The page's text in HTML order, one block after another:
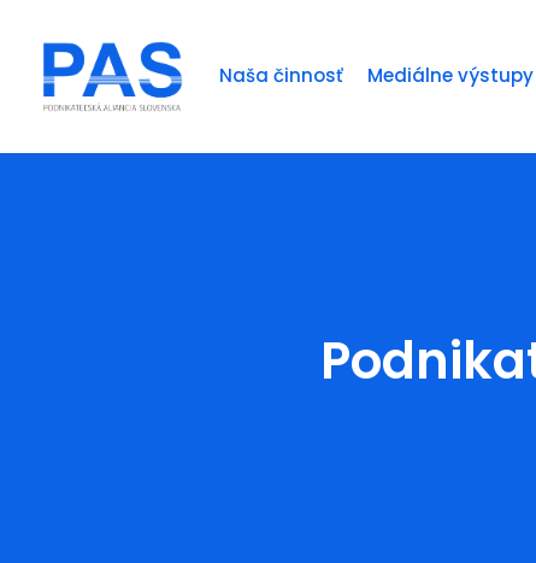
Naša činnosť Mediálne výstupy